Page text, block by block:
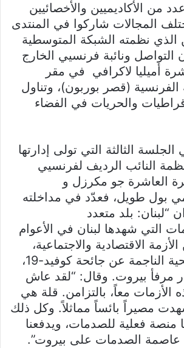
من الأكاديميين والأخصائيين
المجالات شاركوا في المنتدى
الذي نظمته الشبكة المتوسطية
ونائبة فرنسيي الخارج
أميليا لاكرافي في مقر
الفرنسية (قصر بوربون)، وتناول
والحريات في الفضاء
الثالثة التي تولى إدارتها
النائب الرديف لفرنسيي
العاشرة جو مكرزل و
بول طويل، فعدّد في مداخلته
“لبنان: بلد متعدد
التي شهدها لبنان في الأعوام
الاقتصادية والاجتماعية،
مروراً بتلك الصحية الناجمة عن جائحة كوفيد-19،
مرفأ بيروت. وقال: “لقد عاش
الأزمات معاً، بالتزامن. قلة هي
مصيراً بائساً مماثلاً. وكل ذلك
منصة فعلية للصدمات، ويدفعنا
عاصمة الصدمات على بيروت”.